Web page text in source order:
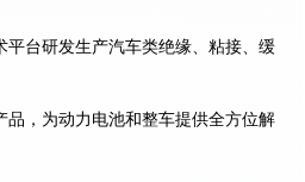
平台研发生产汽车类绝缘、粘接、缓
品，为动力电池和整车提供全方位解